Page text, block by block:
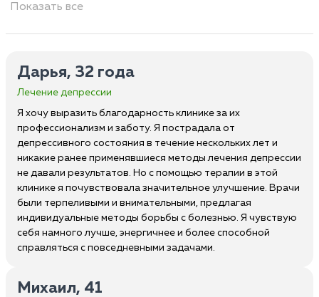
Показать все
Дарья, 32 года
Лечение депрессии
Я хочу выразить благодарность клинике за их
профессионализм и заботу. Я пострадала от
депрессивного состояния в течение нескольких лет и
никакие ранее применявшиеся методы лечения депрессии
не давали результатов. Но с помощью терапии в этой
клинике я почувствовала значительное улучшение. Врачи
были терпеливыми и внимательными, предлагая
индивидуальные методы борьбы с болезнью. Я чувствую
себя намного лучше, энергичнее и более способной
справляться с повседневными задачами.
Михаил, 41